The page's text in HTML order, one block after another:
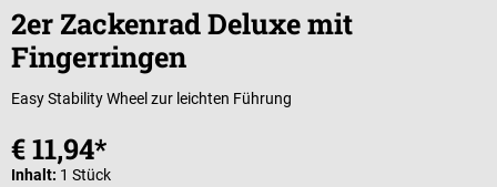
2er Zackenrad Deluxe mit
Fingerringen
Easy Stability Wheel zur leichten Führung
€ 11,94*
Inhalt: 1 Stück